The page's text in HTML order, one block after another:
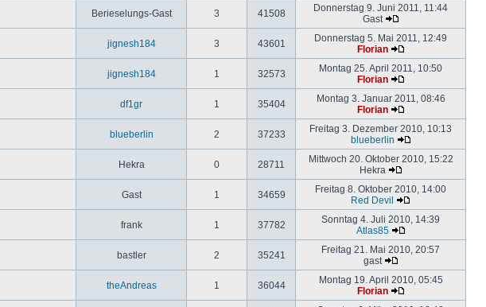
Berieselungs-Gast 3 41508
Donnerstag 9. Juni 2011, 11:44
Gast
jignesh184 3 43601
Donnerstag 5. Mai 2011, 12:49
Florian
jignesh184 1 32573
Montag 25. April 2011, 10:50
Florian
df1gr 1 35404
Montag 3. Januar 2011, 08:46
Florian
blueberlin 2 37233
Freitag 3. Dezember 2010, 10:13
blueberlin
Hekra 0 28711
Mittwoch 20. Oktober 2010, 15:22
Hekra
Gast 1 34659
Freitag 8. Oktober 2010, 14:00
Red Devil
frank 1 37782
Sonntag 4. Juli 2010, 14:39
Atlas85
bastler 2 35241
Freitag 21. Mai 2010, 20:57
gast
theAndreas 1 36044
Montag 19. April 2010, 05:45
Florian